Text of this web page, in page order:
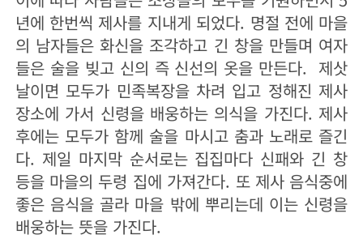
년에 한번씩 제사를 지내게 되었다. 명절 전에 마을
의 남자들은 화신을 조각하고 긴 창을 만들며 여자
들은 술을 빚고 신의 즉 신선의 옷을 만든다. 제삿
날이면 모두가 민족복장을 차려 입고 정해진 제사
장소에 가서 신령을 배웅하는 의식을 가진다. 제사
후에는 모두가 함께 술을 마시고 춤과 노래로 즐긴
다. 제일 마지막 순서로는 집집마다 신패와 긴 창
등을 마을의 두령 집에 가져간다. 또 제사 음식중에
좋은 음식을 골라 마을 밖에 뿌리는데 이는 신령을
배웅하는 뜻을 가진다.